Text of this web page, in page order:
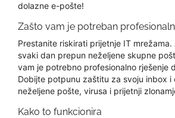
dolazne e-pošte!
Zašto vam je potreban
Prestanite riskirati prijetnje IT mrežama.
svaki dan prepun neželjene skupne
vam je potrebno profesionalno rješenje
Dobijte potpunu zaštitu za svoju inbox i
neželjene pošte, virusa i prijetnji
Kako to funkcionira